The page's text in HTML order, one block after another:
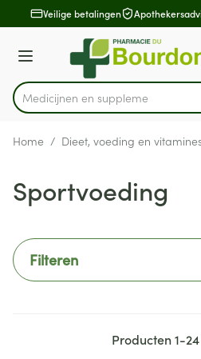
Ga naar de inhoud
1 van 1Veilige betalingen
Menu
Product, merk, categorie...
Med
Home / Dieet, voeding en
Sportvoeding
Filteren
Producten1-24